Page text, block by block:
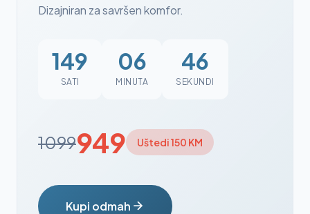
Dizajniran za savršen komfor.
149
SATI
06
MINUTA
45
SEKUNDI
1099949 Uštedi 150 KM
Kupi odmah